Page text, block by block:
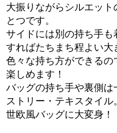
大振りながらシルエッ
とつです。
サイドには別の持ち手も
すればたちまち程よい
色々な持ち方ができるの
楽しめます！
バッグの持ち手や裏側
ストリー・テキスタイ
世欧風バッグに大変身！